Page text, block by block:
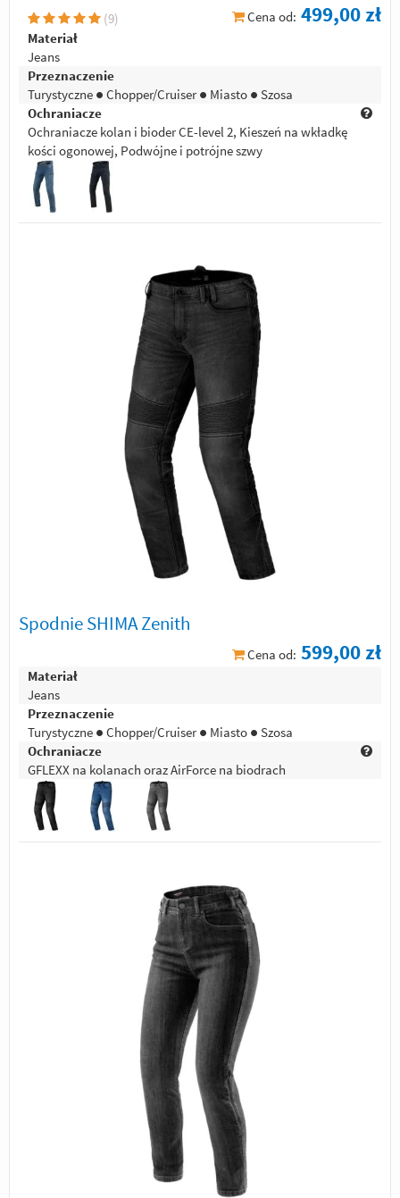
(9) Cena od: 499,00 zł
Materiał
Jeans
Przeznaczenie
Turystyczne ● Chopper/Cruiser ● Miasto ● Szosa
Ochraniacze
Ochraniacze kolan i bioder CE-level 2, Kieszeń na wkładkę
kości ogonowej, Podwójne i potrójne szwy
Spodnie SHIMA Zenith
Cena od: 599,00 zł
Materiał
Jeans
Przeznaczenie
Turystyczne ● Chopper/Cruiser ● Miasto ● Szosa
Ochraniacze
GFLEXX na kolanach oraz AirForce na biodrach